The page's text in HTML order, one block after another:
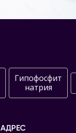
Гипофосфит
натрия
АДРЕС